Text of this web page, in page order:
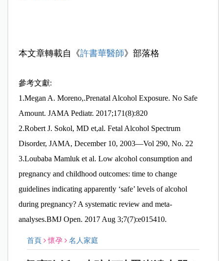
本文章轉載自《許書華醫師》部落格
參考文獻:
1.Megan A. Moreno,.Prenatal Alcohol Exposure. No Safe
Amount. JAMA Pediatr. 2017;171(8):820
2.Robert J. Sokol, MD et,al. Fetal Alcohol Spectrum
Disorder, JAMA, December 10, 2003—Vol 290, No. 22
3.Loubaba Mamluk et al. Low alcohol consumption and
pregnancy and childhood outcomes: time to change
guidelines indicating apparently ‘safe’ levels of alcohol
during pregnancy? A systematic review and meta-
analyses.BMJ Open. 2017 Aug 3;7(7):e015410.
首頁 懷孕 名人家庭